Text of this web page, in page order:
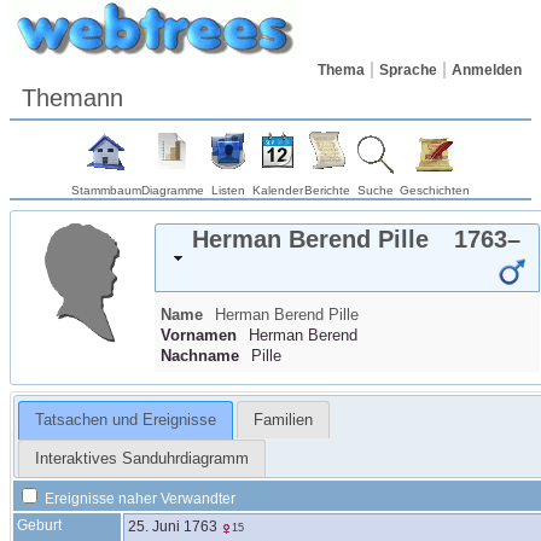
Thema Sprache Anmelden
Themann
StammbaumDiagramme Listen KalenderBerichte Suche Geschichten
Herman Berend Pille 1763–
Name Herman Berend Pille
Vornamen
Herman Berend
Nachname
Pille
Tatsachen und Ereignisse Familien
Interaktives Sanduhrdiagramm
Ereignisse naher Verwandter
Geburt
25. Juni 1763 15